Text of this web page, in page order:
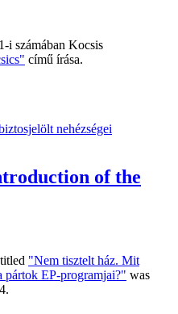
i számában Kocsis
című írása.
nehézségei
of the
"Nem tisztelt ház. Mit
pártok EP-programjai?" was